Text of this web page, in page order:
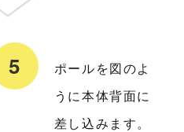
ポールを図のよ
うに本体背面に
差し込みます。